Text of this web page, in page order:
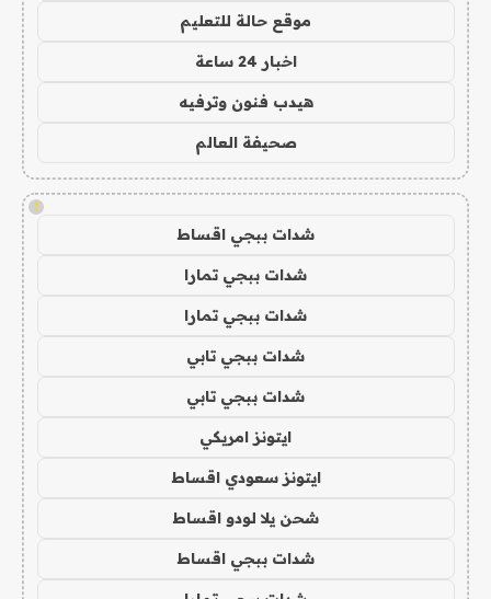
موقع حالة للتعليم
اخبار 24 ساعة
هيدب فنون وترفيه
صحيفة العالم
!
شدات ببجي اقساط
شدات ببجي تمارا
شدات ببجي تمارا
شدات ببجي تابي
شدات ببجي تابي
ايتونز امريكي
ايتونز سعودي اقساط
شحن يلا لودو اقساط
شدات ببجي اقساط